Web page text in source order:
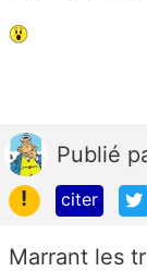
Publié
!
citer
Marrant les